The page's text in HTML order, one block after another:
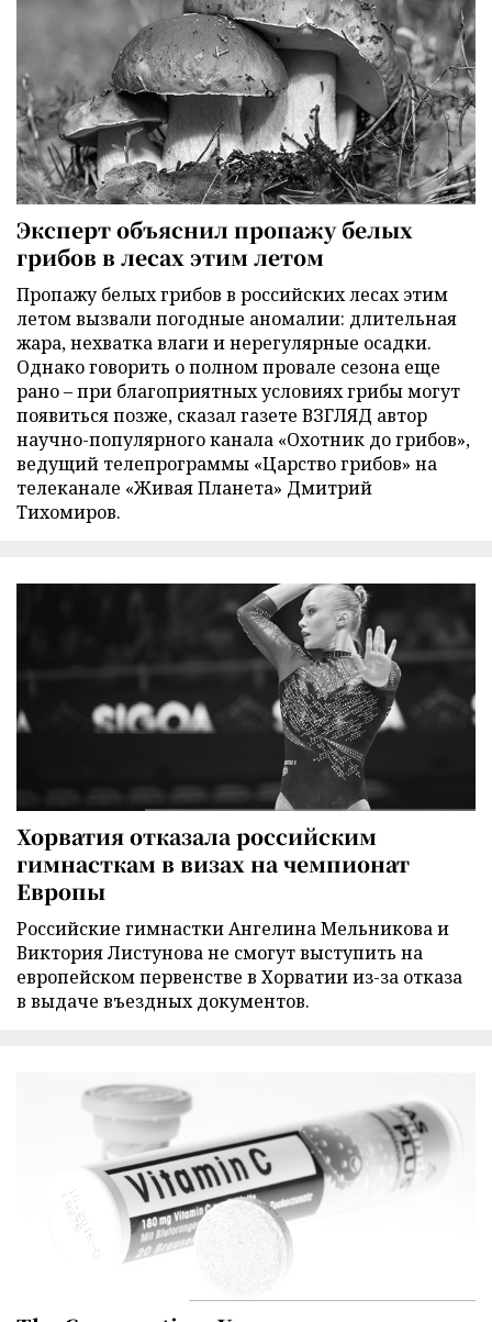
Эксперт объяснил пропажу белых
грибов в лесах этим летом
Пропажу белых грибов в российских лесах этим
летом вызвали погодные аномалии: длительная
жара, нехватка влаги и нерегулярные осадки.
Однако говорить о полном провале сезона еще
рано – при благоприятных условиях грибы могут
появиться позже, сказал газете ВЗГЛЯД автор
научно-популярного канала «Охотник до грибов»,
ведущий телепрограммы «Царство грибов» на
телеканале «Живая Планета» Дмитрий
Тихомиров.
Хорватия отказала российским
гимнасткам в визах на чемпионат
Европы
Российские гимнастки Ангелина Мельникова и
Виктория Листунова не смогут выступить на
европейском первенстве в Хорватии из-за отказа
в выдаче въездных документов.